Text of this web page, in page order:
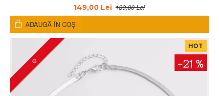
149,00 Lei 189,00 Lei
ADAUGĂ ÎN COŞ
HOT
-21 %